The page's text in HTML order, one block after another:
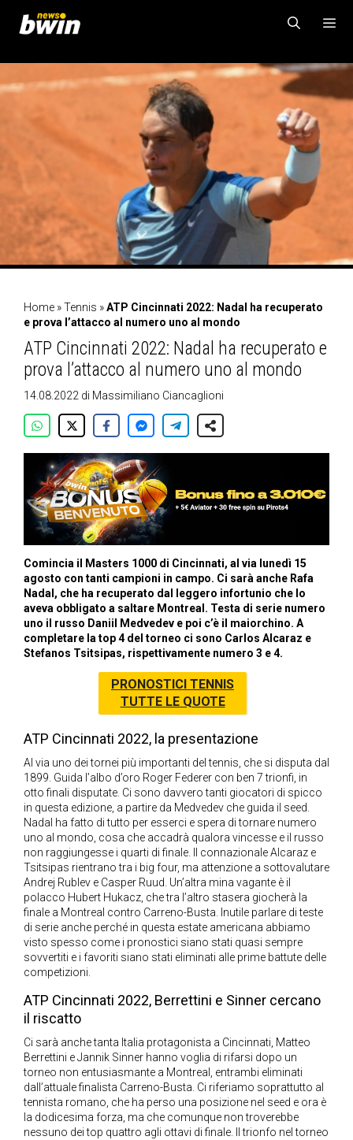
contenuto
MENU
Home »Tennis »ATP Cincinnati 2022: Nadal ha recuperato
e prova l’attacco al numero uno al mondo
ATP Cincinnati 2022: Nadal ha recuperato e
prova l’attacco al numero uno al mondo
14.08.2022 di Massimiliano Ciancaglioni
Comincia il Masters 1000 di Cincinnati, al via lunedì 15
agosto con tanti campioni in campo. Ci sarà anche Rafa
Nadal, che ha recuperato dal leggero infortunio che lo
aveva obbligato a saltare Montreal. Testa di serie numero
uno il russo Daniil Medvedev e poi c’è il maiorchino. A
completare la top 4 del torneo ci sono Carlos Alcaraz e
Stefanos Tsitsipas, rispettivamente numero 3 e 4.
PRONOSTICI TENNIS
TUTTE LE QUOTE
ATP Cincinnati 2022, la presentazione
Al via uno dei tornei più importanti del tennis, che si disputa dal
1899. Guida l’albo d’oro Roger Federer con ben 7 trionfi, in
otto finali disputate. Ci sono davvero tanti giocatori di spicco
in questa edizione, a partire da Medvedev che guida il seed.
Nadal ha fatto di tutto per esserci e spera di tornare numero
uno al mondo, cosa che accadrà qualora vincesse e il russo
non raggiungesse i quarti di finale. Il connazionale Alcaraz e
Tsitsipas rientrano tra i big four, ma attenzione a sottovalutare
Andrej Rublev e Casper Ruud. Un’altra mina vagante è il
polacco Hubert Hukacz, che tra l’altro stasera giocherà la
finale a Montreal contro Carreno-Busta. Inutile parlare di teste
di serie anche perché in questa estate americana abbiamo
visto spesso come i pronostici siano stati quasi sempre
sovvertiti e i favoriti siano stati eliminati alle prime battute delle
competizioni.
ATP Cincinnati 2022, Berrettini e Sinner cercano
il riscatto
Ci sarà anche tanta Italia protagonista a Cincinnati, Matteo
Berrettini e Jannik Sinner hanno voglia di rifarsi dopo un
torneo non entusiasmante a Montreal, entrambi eliminati
dall’attuale finalista Carreno-Busta. Ci riferiamo soprattutto al
tennista romano, che ha perso una posizione nel seed e ora è
la dodicesima forza, ma che comunque non troverebbe
nessuno dei top quattro agli ottavi di finale. Il trionfo nel torneo